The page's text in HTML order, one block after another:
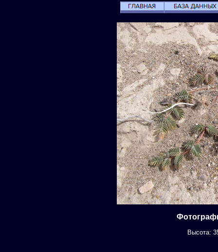
Высота: